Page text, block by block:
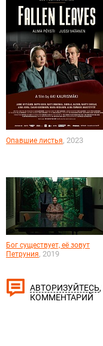
Опавшие листья, 2023
Бог существует, её зовут
Петруния, 2019
АВТОРИЗУЙТЕСЬ
КОММЕНТАРИЙ